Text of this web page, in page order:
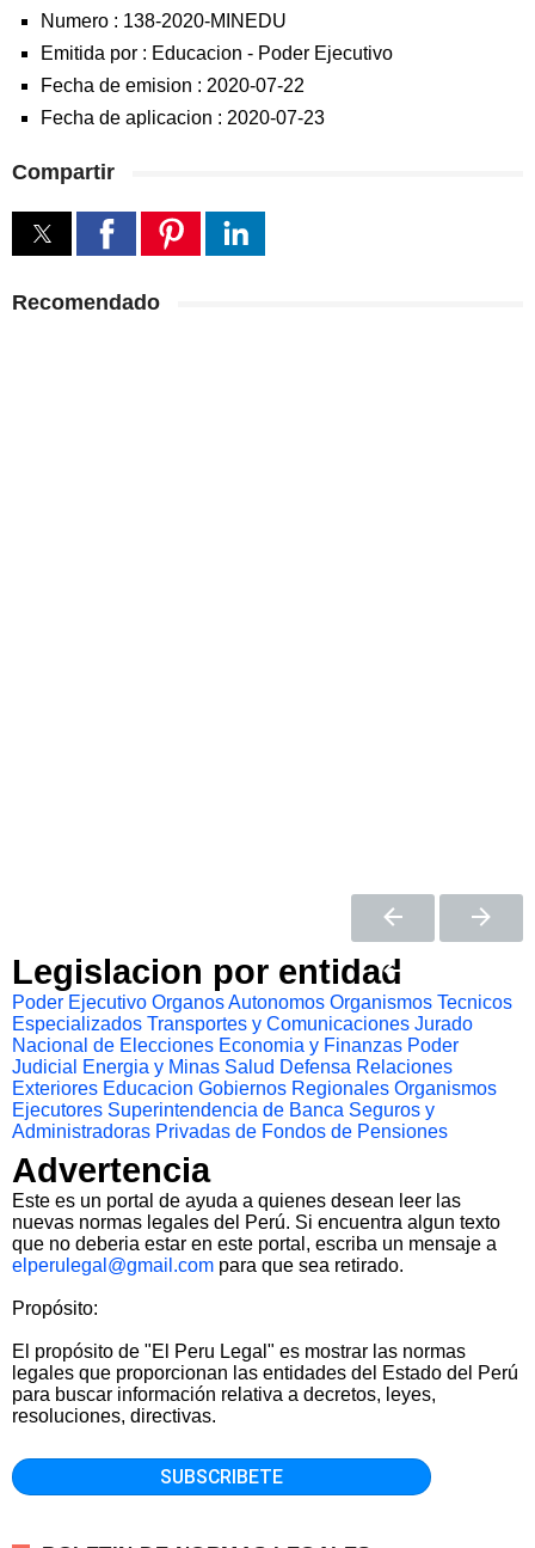
Numero : 138-2020-MINEDU
Emitida por : Educacion - Poder Ejecutivo
Fecha de emision : 2020-07-22
Fecha de aplicacion : 2020-07-23
Compartir
Recomendado
Legislacion por entidad
Poder Ejecutivo Organos Autonomos Organismos Tecnicos
Especializados Transportes y Comunicaciones Jurado
Nacional de Elecciones Economia y Finanzas Poder
Judicial
Energia y Minas Salud Defensa Relaciones
Exteriores Educacion Gobiernos Regionales Organismos
Ejecutores Superintendencia de Banca Seguros y
Administradoras Privadas de Fondos de Pensiones
Advertencia
Este es un portal de ayuda a quienes desean leer las
nuevas normas legales del Perú. Si encuentra algun texto
que no deberia estar en este portal, escriba un mensaje a
elperulegal@gmail.com para que sea retirado.
Propósito:
El propósito de "El Peru Legal" es mostrar las normas
legales que proporcionan las entidades del Estado del Perú
para buscar información relativa a decretos, leyes,
resoluciones, directivas.